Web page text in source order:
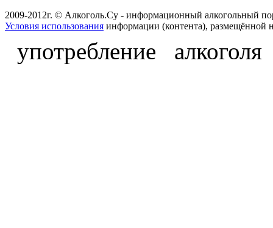
2009-2012г. © Алкоголь.Су - информационный алкогольный
Условия использования информации (контента), размещённой
употребление